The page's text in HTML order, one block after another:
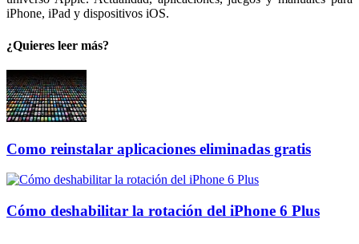
iPhone, iPad y dispositivos iOS.
¿Quieres leer más?
Como reinstalar aplicaciones eliminadas gratis
Cómo deshabilitar la rotación del iPhone 6 Plus